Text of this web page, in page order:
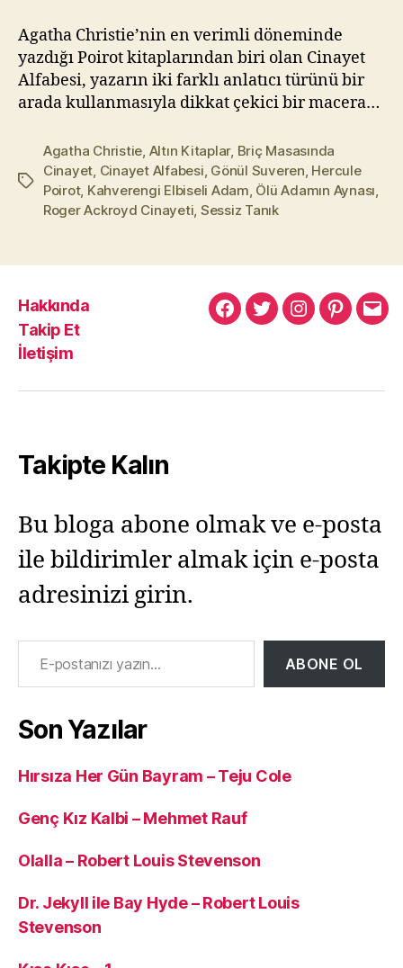
Agatha Christie’nin en verimli döneminde
yazdığı Poirot kitaplarından biri olan Cinayet
Alfabesi, yazarın iki farklı anlatıcı türünü bir
arada kullanmasıyla dikkat çekici bir macera…
Etiketler
Agatha Christie, Altın Kitaplar, Briç Masasında
Cinayet, Cinayet Alfabesi, Gönül Suveren, Hercule
Poirot, Kahverengi Elbiseli Adam, Ölü Adamın Aynası,
Roger Ackroyd Cinayeti, Sessiz Tanık
Hakkında
Takip Et
İletişim
MuratMuratMuratPinterest
Takipte Kalın
Bu bloga abone olmak ve e-posta
ile bildirimler almak için e-posta
adresinizi girin.
E-postanızı yazın…
ABONE OL
Son Yazılar
Hırsıza Her Gün Bayram – Teju Cole
Genç Kız Kalbi – Mehmet Rauf
Olalla – Robert Louis Stevenson
Dr. Jekyll ile Bay Hyde – Robert Louis
Stevenson